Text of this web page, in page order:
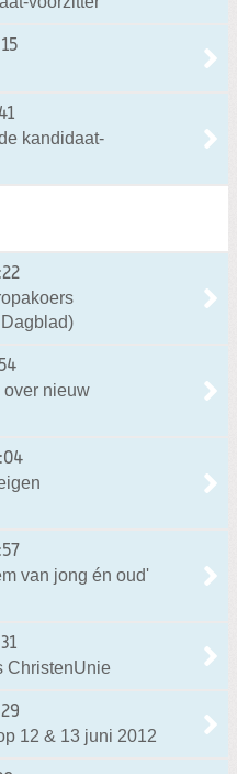
kandidaat-
over nieuw
van jong én oud'
ChristenUnie
12 & 13 juni 2012